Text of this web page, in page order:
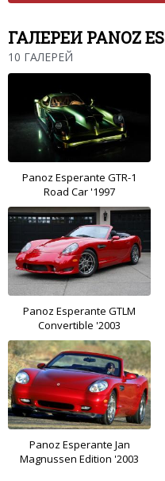
ГАЛЕРЕИ PANOZ
10 ГАЛЕРЕЙ
Panoz Esperante GTR-1
Road Car '1997
Panoz Esperante GTLM
Convertible '2003
Panoz Esperante Jan
Magnussen Edition '2003